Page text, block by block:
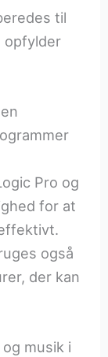
til
opfylder
Pro og
for at
også
der kan
musik i